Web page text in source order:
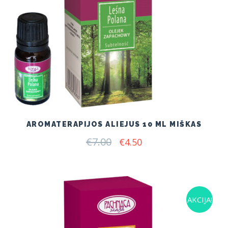
AROMATERAPIJOS ALIEJUS 10 ML MIŠKAS
€7.00 Original
€4.50Current
AKCIJA!